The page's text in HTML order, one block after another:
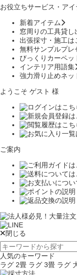
お役立ちサービス・アイ
新着アイテム
窓周りの工具貸し
出張採寸・施工は
無料サンプルプレ
びっくりカーペッ
インテリア用語集
強力滑り止めネッ
ようこそ ゲスト 様
ご案内
閉じる
人気のキーワード
ラグ 2畳 ラグ 3畳 ラグ